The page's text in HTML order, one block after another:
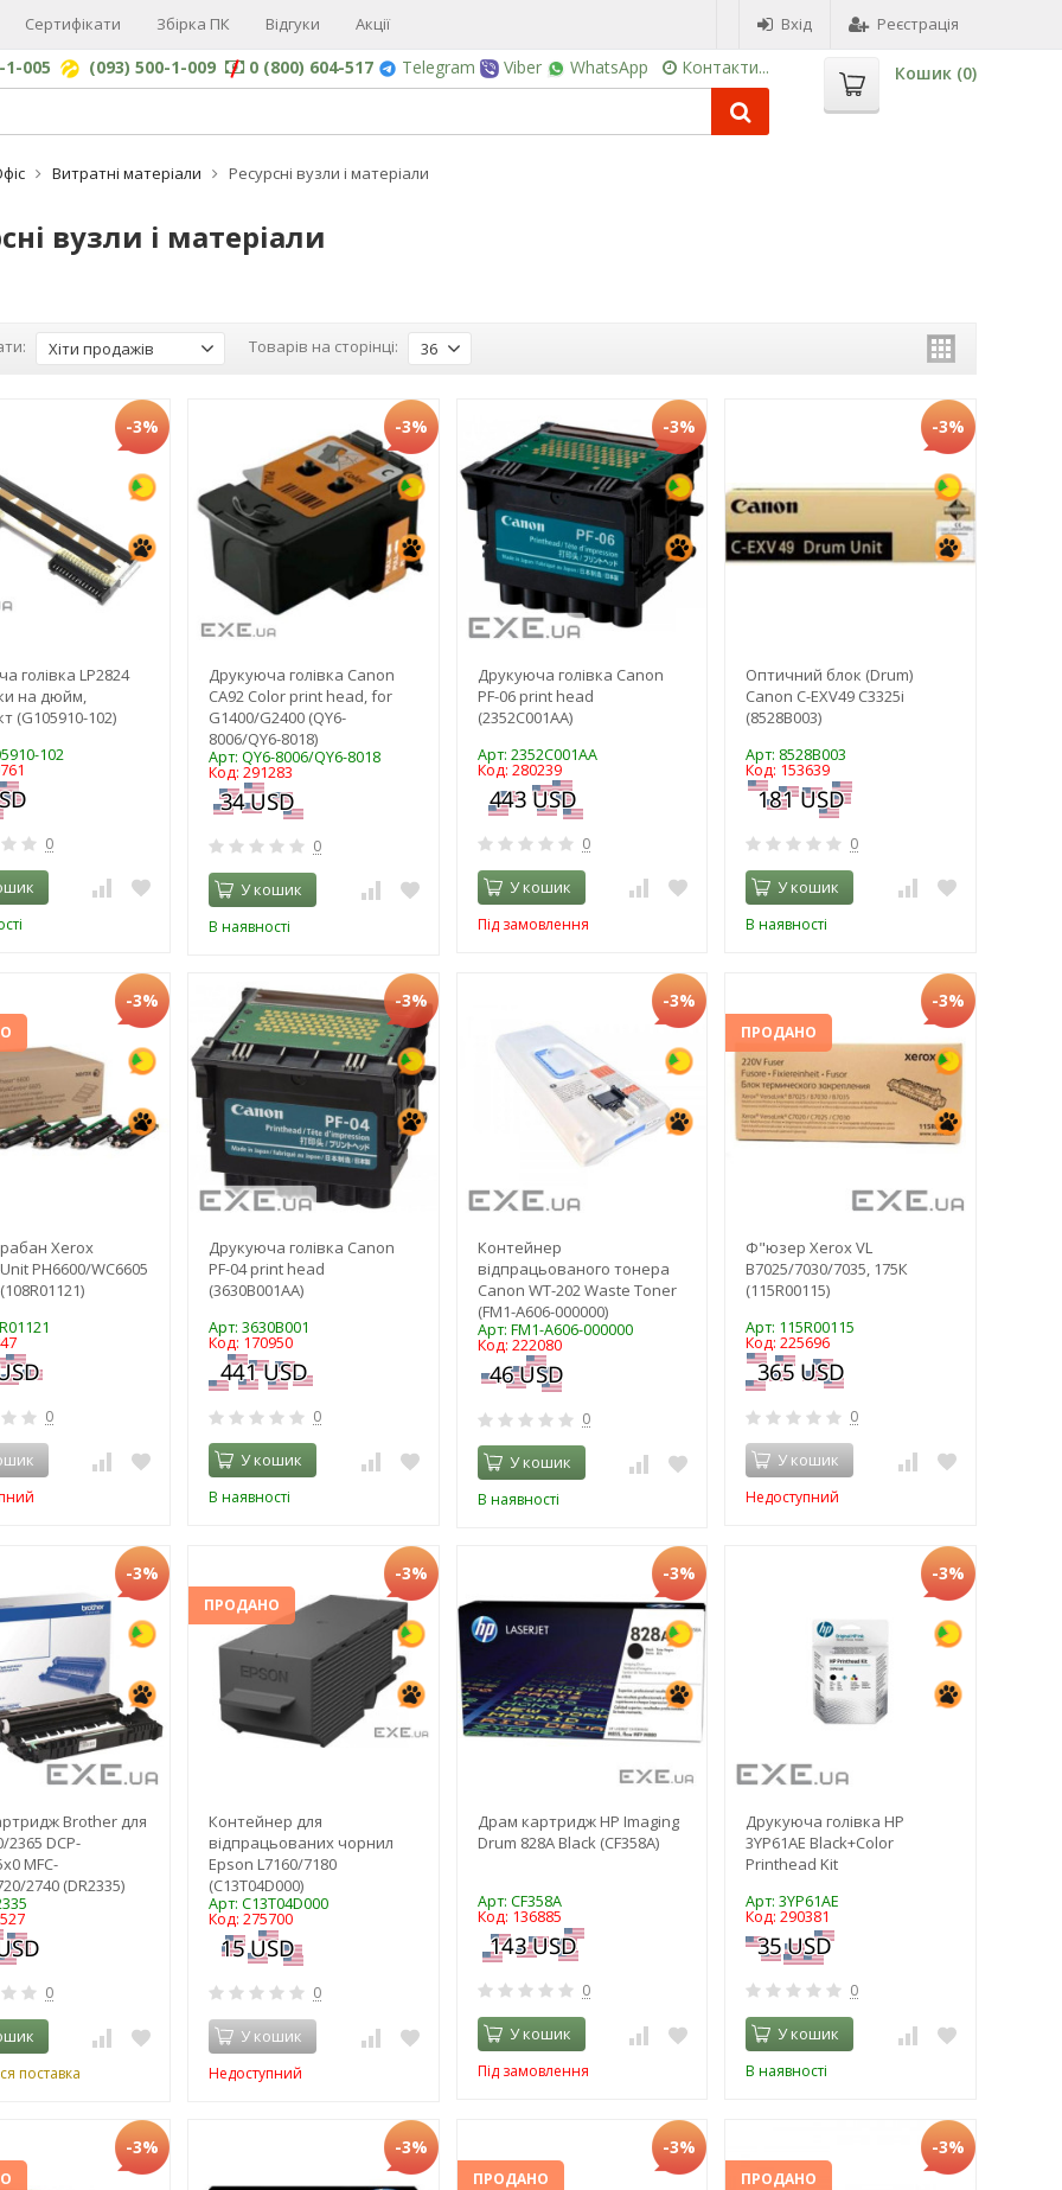
Сертифікати Збірка ПК Відгуки Акції Вхід Реєстрація
1-005 (093) 500-1-009 0 (800) 604-517 Telegram Viber WhatsApp Контакти... Кошик (0)
Витратні матеріали Ресурсні вузли і матеріали
вузли і матеріали
Хіти продажів Товарів на сторінці: 36
-3%
голівка LP2824
на дюйм,
(G105910-102)
102
0
-3%
Друкуюча голівка Canon
CA92 Color print head, for
G1400/G2400 (QY6-
8006/QY6-8018)
Арт: QY6-8006/QY6-8018
Код: 291283
0
У кошик
В наявності
-3%
Друкуюча голівка Canon
PF-06 print head
(2352C001AA)
Арт: 2352C001AA
Код: 280239
0
У кошик
Під замовлення
-3%
Оптичний блок (Drum)
Canon C-EXV49 C3325i
(8528B003)
Арт: 8528B003
Код: 153639
0
У кошик
В наявності
-3%
Xerox
PH6600/WC6605
0
-3%
Друкуюча голівка Canon
PF-04 print head
(3630B001AA)
Арт: 3630B001
Код: 170950
0
У кошик
В наявності
-3%
Контейнер
відпрацьованого тонера
Canon WT-202 Waste Toner
(FM1-A606-000000)
Арт: FM1-A606-000000
Код: 222080
0
У кошик
В наявності
ПРОДАНО
-3%
Ф"юзер Xerox VL
B7025/7030/7035, 175К
(115R00115)
Арт: 115R00115
Код: 225696
0
У кошик
Недоступний
-3%
Brother для
2365 DCP-
MFC-
2740 (DR2335)
0
поставка
ПРОДАНО
-3%
Контейнер для
відпрацьованих чорнил
Epson L7160/7180
(C13T04D000)
Арт: C13T04D000
Код: 275700
0
У кошик
Недоступний
-3%
Драм картридж HP Imaging
Drum 828A Black (CF358A)
Арт: CF358A
Код: 136885
0
У кошик
Під замовлення
-3%
Друкуюча голівка HP
3YP61AE Black+Color
Printhead Kit
Арт: 3YP61AE
Код: 290381
0
У кошик
В наявності
-3% -3%
ПРОДАНО
-3%
ПРОДАНО
-3%